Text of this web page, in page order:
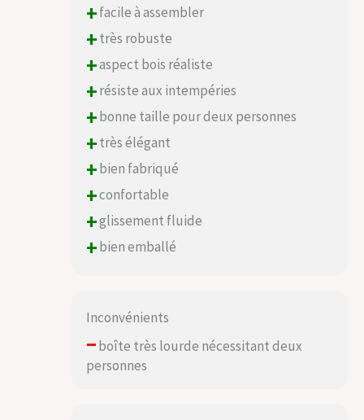
+facile à assembler
+très robuste
+aspect bois réaliste
+résiste aux intempéries
+bonne taille pour deux personnes
+très élégant
+bien fabriqué
+confortable
+glissement fluide
+bien emballé
Inconvénients
–boîte très lourde nécessitant deux
personnes